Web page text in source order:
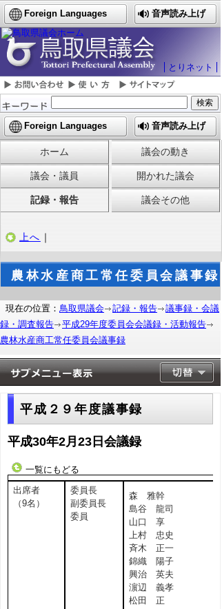
Foreign Languages 音声読み上げ
とりネット
Foreign Languages 音声読み上げ
ホーム 議会の動き
議会・議員 開かれた議会
記録・報告 議会その他
上へ ｜
農林水産商工常任委員会議事録
現在の位置： 鳥取県議会 記録・報告
議事録・会議
録・調査報告
平成29年度委員会会議録・活動報告
農林水産商工常任委員会議事録
平成２９年度議事録
平成30年2月23日会議録
一覧にもどる
出席者
（9名）
委員長
副委員長
委員
森 雅幹
島谷 龍司
山口 享
上村 忠史
斉木 正一
錦織 陽子
興治 英夫
濵辺 義孝
松田 正